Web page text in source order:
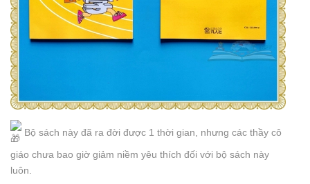
Bộ sách này đã ra đời được 1 thời gian, nhưng các thầy cô
giáo chưa bao giờ giảm niềm yêu thích đối với bộ sách này
luôn.